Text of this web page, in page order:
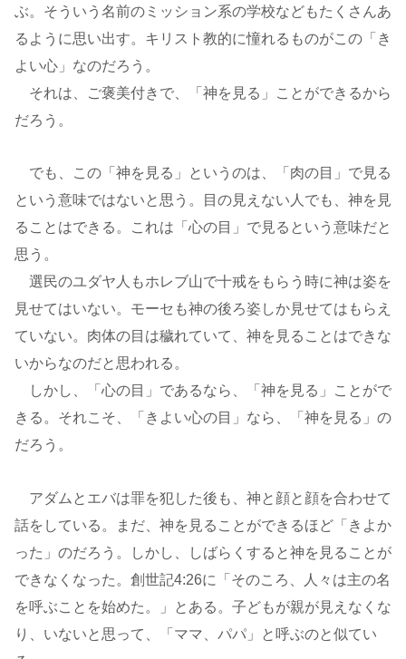
ぶ。そういう名前のミッション系の学校などもたくさんあ
るように思い出す。キリスト教的に憧れるものがこの「き
よい心」なのだろう。
それは、ご褒美付きで、「神を見る」ことができるから
だろう。
でも、この「神を見る」というのは、「肉の目」で見る
という意味ではないと思う。目の見えない人でも、神を見
ることはできる。これは「心の目」で見るという意味だと
思う。
選民のユダヤ人もホレブ山で十戒をもらう時に神は姿を
見せてはいない。モーセも神の後ろ姿しか見せてはもらえ
ていない。肉体の目は穢れていて、神を見ることはできな
いからなのだと思われる。
しかし、「心の目」であるなら、「神を見る」ことがで
きる。それこそ、「きよい心の目」なら、「神を見る」の
だろう。
アダムとエバは罪を犯した後も、神と顔と顔を合わせて
話をしている。まだ、神を見ることができるほど「きよか
った」のだろう。しかし、しばらくすると神を見ることが
できなくなった。創世記4:26に「そのころ、人々は主の名
を呼ぶことを始めた。」とある。子どもが親が見えなくな
り、いないと思って、「ママ、パパ」と呼ぶのと似てい